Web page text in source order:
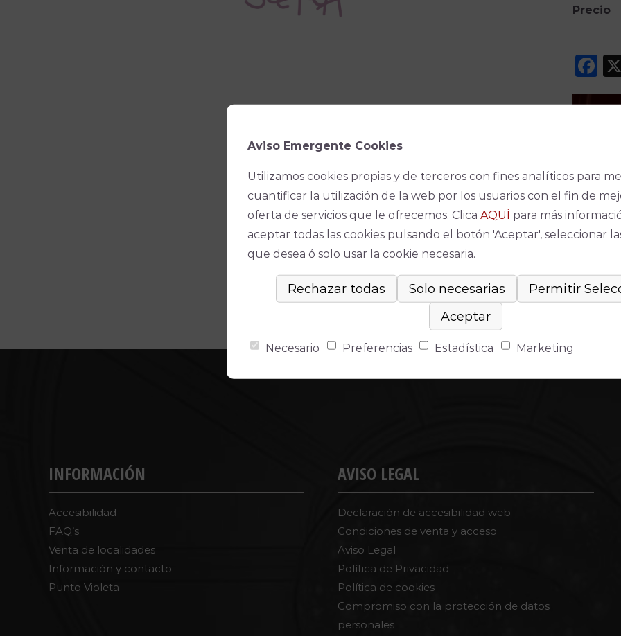
Precio
No se
INFORMACIÓN
Accesibilidad
FAQ’s
Venta de localidades
Información y contacto
Punto Violeta
AVISO LEGAL
Declaración de accesibilidad web
Condiciones de venta y acceso
Aviso Legal
Política de Privacidad
Política de cookies
Compromiso con la protección de datos
personales
Aviso Emergente Cookies
Utilizamos cookies propias y de terceros con fines analíticos para
cuantificar la utilización de la web por los usuarios con el fin de
oferta de servicios que le ofrecemos. Clica AQUÍ para más
aceptar todas las cookies pulsando el botón 'Aceptar', seleccionar
que desea ó solo usar la cookie necesaria.
Necesario Preferencias Estadística Marketing